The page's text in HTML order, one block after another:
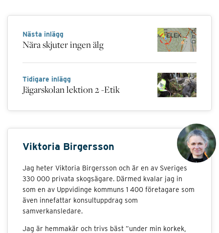
Nästa inlägg
Nära skjuter ingen älg
Tidigare inlägg
Jägarskolan lektion 2 -Etik
Viktoria Birgersson
Jag heter Viktoria Birgersson och är en av Sveriges
330 000 privata skogsägare. Därmed kvalar jag in
som en av Uppvidinge kommuns 1 400 företagare som
även innefattar konsultuppdrag som
samverkansledare.
Jag är hemmakär och trivs bäst ”under min korkek,